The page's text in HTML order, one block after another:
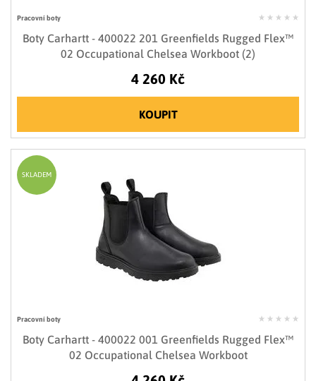
Pracovní boty
Boty Carhartt - 400022 201 Greenfields Rugged Flex™
02 Occupational Chelsea Workboot (2)
4 260 Kč
KOUPIT
Pracovní boty
Boty Carhartt - 400022 001 Greenfields Rugged Flex™
02 Occupational Chelsea Workboot
SKLADEM